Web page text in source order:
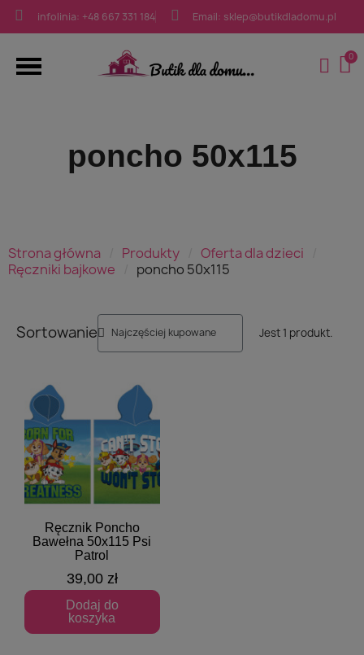
infolinia: +48 667 331 184 Email: sklep@butikdladomu.pl
poncho 50x115
Strona główna Produkty
Oferta dla dzieci
Ręczniki bajkowe
poncho 50x115
Jest 1 produkt.
Sortowanie
Szybki podgląd
Ręcznik Poncho
Bawełna 50x115 Psi
Patrol
39,00 zł
Dodaj do
koszyka